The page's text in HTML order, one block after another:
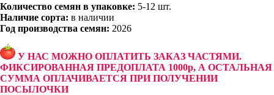
Количество семян в упаковке: 5-12 шт.
Наличие сорта: в наличии
Год производства семян: 2026
У НАС МОЖНО ОПЛАТИТЬ ЗАКАЗ ЧАСТЯМИ.
ФИКСИРОВАННАЯ ПРЕДОПЛАТА 1000р, А ОСТАЛЬНАЯ
СУММА ОПЛАЧИВАЕТСЯ ПРИ ПОЛУЧЕНИИ
ПОСЫЛОЧКИ